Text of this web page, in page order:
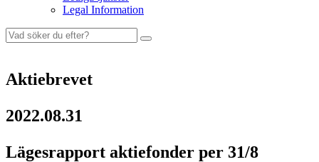
Legal Information
Sök
efter:
Aktiebrevet
2022.08.31
Lägesrapport aktiefonder per 31/8